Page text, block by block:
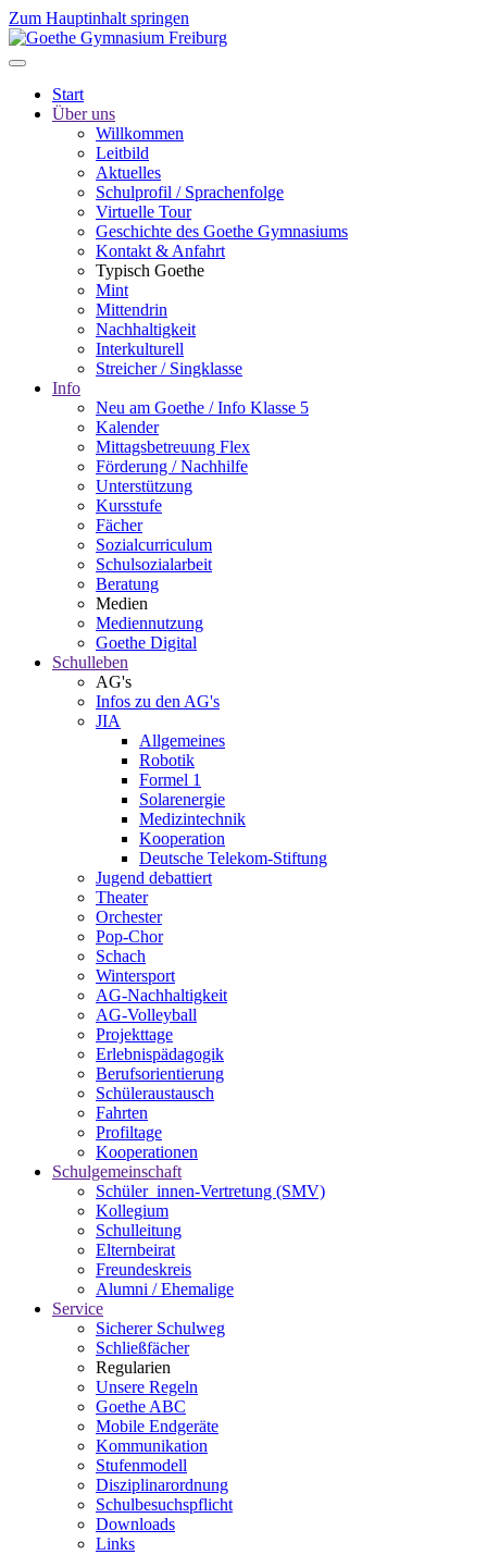
Zum Hauptinhalt springen
Start
Über uns
Willkommen
Leitbild
Aktuelles
Schulprofil / Sprachenfolge
Virtuelle Tour
Geschichte des Goethe Gymnasiums
Kontakt & Anfahrt
Typisch Goethe
Mint
Mittendrin
Nachhaltigkeit
Interkulturell
Streicher / Singklasse
Info
Neu am Goethe / Info Klasse 5
Kalender
Mittagsbetreuung Flex
Förderung / Nachhilfe
Unterstützung
Kursstufe
Fächer
Sozialcurriculum
Schulsozialarbeit
Beratung
Medien
Mediennutzung
Goethe Digital
Schulleben
AG's
Infos zu den AG's
JIA
Allgemeines
Robotik
Formel 1
Solarenergie
Medizintechnik
Kooperation
Deutsche Telekom-Stiftung
Jugend debattiert
Theater
Orchester
Pop-Chor
Schach
Wintersport
AG-Nachhaltigkeit
AG-Volleyball
Projekttage
Erlebnispädagogik
Berufsorientierung
Schüleraustausch
Fahrten
Profiltage
Kooperationen
Schulgemeinschaft
Schüler_innen-Vertretung (SMV)
Kollegium
Schulleitung
Elternbeirat
Freundeskreis
Alumni / Ehemalige
Service
Sicherer Schulweg
Schließfächer
Regularien
Unsere Regeln
Goethe ABC
Mobile Endgeräte
Kommunikation
Stufenmodell
Disziplinarordnung
Schulbesuchspflicht
Downloads
Links